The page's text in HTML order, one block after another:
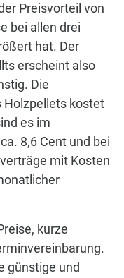
Preisvorteil von
bei allen drei
hat. Der
erscheint also
Die
Holzpellets kostet
es im
8,6 Cent und bei
mit Kosten
kurze
günstige und